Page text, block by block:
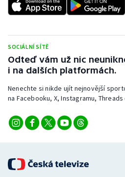
Stolní tenis
Triatlon
Veslování
Vodní slalom
Ostatní
SOCIÁLNÍ SÍTĚ
Odteď vám už nic
i na dalších platformách.
Nenechte si nikde ujít nejnovější
na Facebooku, X, Instagramu,